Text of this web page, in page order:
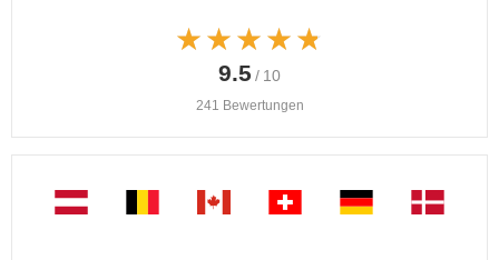
★★★★★
★★★★★
9.5 / 10
241 Bewertungen